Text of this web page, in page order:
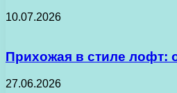
10.07.2026
Прихожая в стиле лофт:
27.06.2026